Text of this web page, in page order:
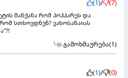
(1)/ (7)
მანქანა რომ პოჰპარეს და
სთხოვდნენ? ვახოსანაიას
გამოხმაურება(1)
(1)/ (0)